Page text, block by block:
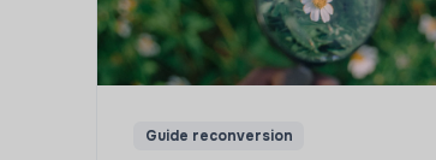
Guide reconversion